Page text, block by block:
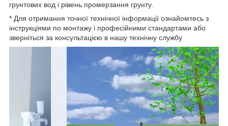
грунтових вод і рівень промерзання грунту.
* Для отримання точної технічної інформації ознайомтесь з
інструкціями по монтажу і професійними стандартами або
зверніться за консультацією в нашу технічну службу